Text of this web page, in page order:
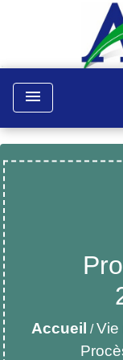
menu
Accueil /Vie